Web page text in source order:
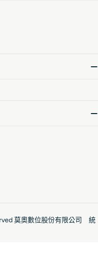
莫奧數位股份有限公司 統